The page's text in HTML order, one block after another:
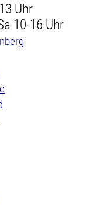
Uhr
10-16 Uhr